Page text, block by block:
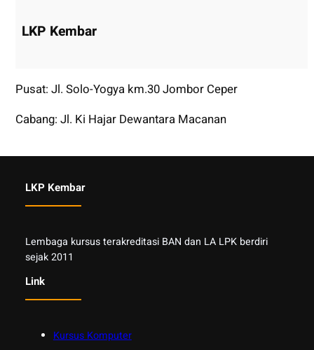
LKP Kembar
Pusat: Jl. Solo-Yogya km.30 Jombor Ceper
Cabang: Jl. Ki Hajar Dewantara Macanan
LKP Kembar
Lembaga kursus terakreditasi BAN dan LA LPK berdiri
sejak 2011
Link
Kursus Komputer